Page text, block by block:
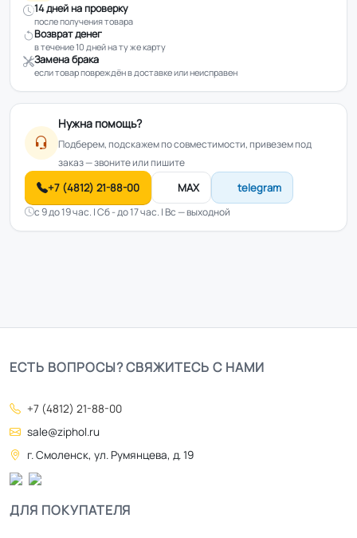
14 дней на проверку
после получения товара
Возврат денег
в течение 10 дней на ту же карту
Замена брака
если товар повреждён в доставке или неисправен
Нужна помощь?
Подберем, подскажем по совместимости, привезем под
заказ — звоните или пишите
+7 (4812) 21-88-00 MAX telegram
с 9 до 19 час. | Сб - до 17 час. | Вс — выходной
ЕСТЬ ВОПРОСЫ? СВЯЖИТЕСЬ С НАМИ
+7 (4812) 21-88-00
sale@ziphol.ru
г. Смоленск, ул. Румянцева, д. 19
ДЛЯ ПОКУПАТЕЛЯ